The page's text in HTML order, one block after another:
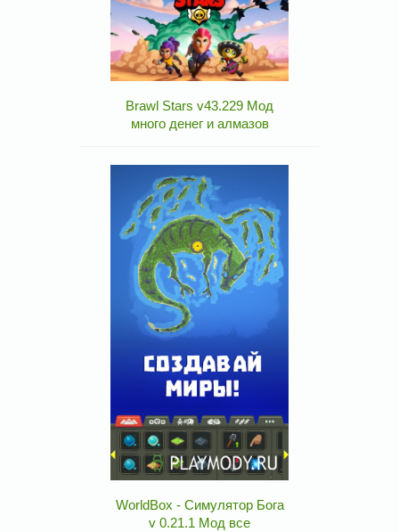
Brawl Stars v43.229 Мод
много денег и алмазов
WorldBox - Симулятор Бога
v 0.21.1 Мод все